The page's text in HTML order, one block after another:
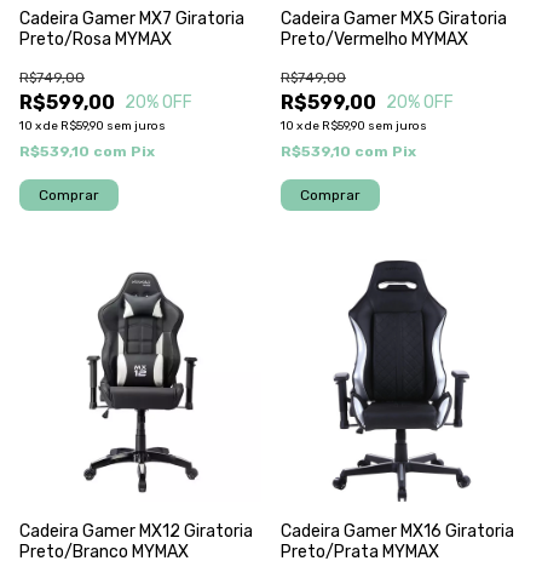
Cadeira Gamer MX7 Giratoria
Preto/Rosa MYMAX
R$599,00
R$749,00
20% OFF
10 xde R$59,90 sem juros
R$539,10 com Pix
Cadeira Gamer MX5 Giratoria
Preto/Vermelho MYMAX
R$599,00
R$749,00
20% OFF
10 xde R$59,90 sem juros
R$539,10 com Pix
Cadeira Gamer MX12 Giratoria
Preto/Branco MYMAX
Cadeira Gamer MX16 Giratoria
Preto/Prata MYMAX